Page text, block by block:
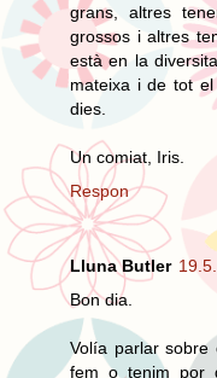
grans, altres
grossos i altres
està en la
mateixa i de tot
dies.
Un comiat, Iris.
Respon
Lluna Butler
Bon dia.
Volía parlar
fem o tenim por